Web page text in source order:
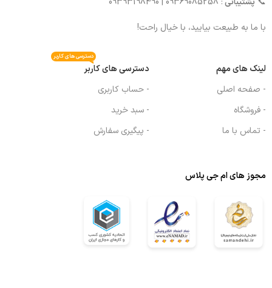
با ما به طبیعت بیایید، با خیال راحت!
لینک های مهم
- صفحه اصلی
- فروشگاه
- تماس با ما
دسترسی های کاربر
دسترسی های کاربر
- حساب کاربری
- سبد خرید
- پیگیری سفارش
مجوز های ام جی پلاس